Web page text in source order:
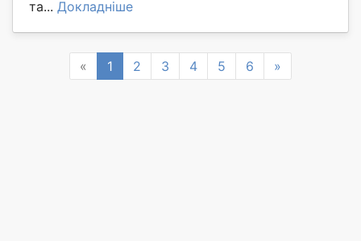
та... Докладніше
« Previous
1 2 3 4 5 6 »